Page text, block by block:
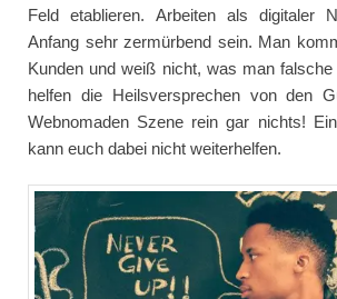
Feld etablieren. Arbeiten als digitaler
Anfang sehr zermürbend sein. Man
Kunden und weiß nicht, was man
helfen die Heilsversprechen von den
Webnomaden Szene rein gar nichts!
kann euch dabei nicht weiterhelfen.